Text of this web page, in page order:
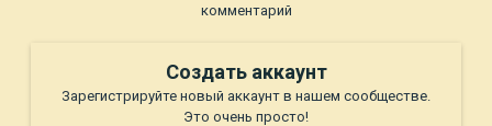
комментарий
Создать аккаунт
Зарегистрируйте новый аккаунт в нашем сообществе.
Это очень просто!